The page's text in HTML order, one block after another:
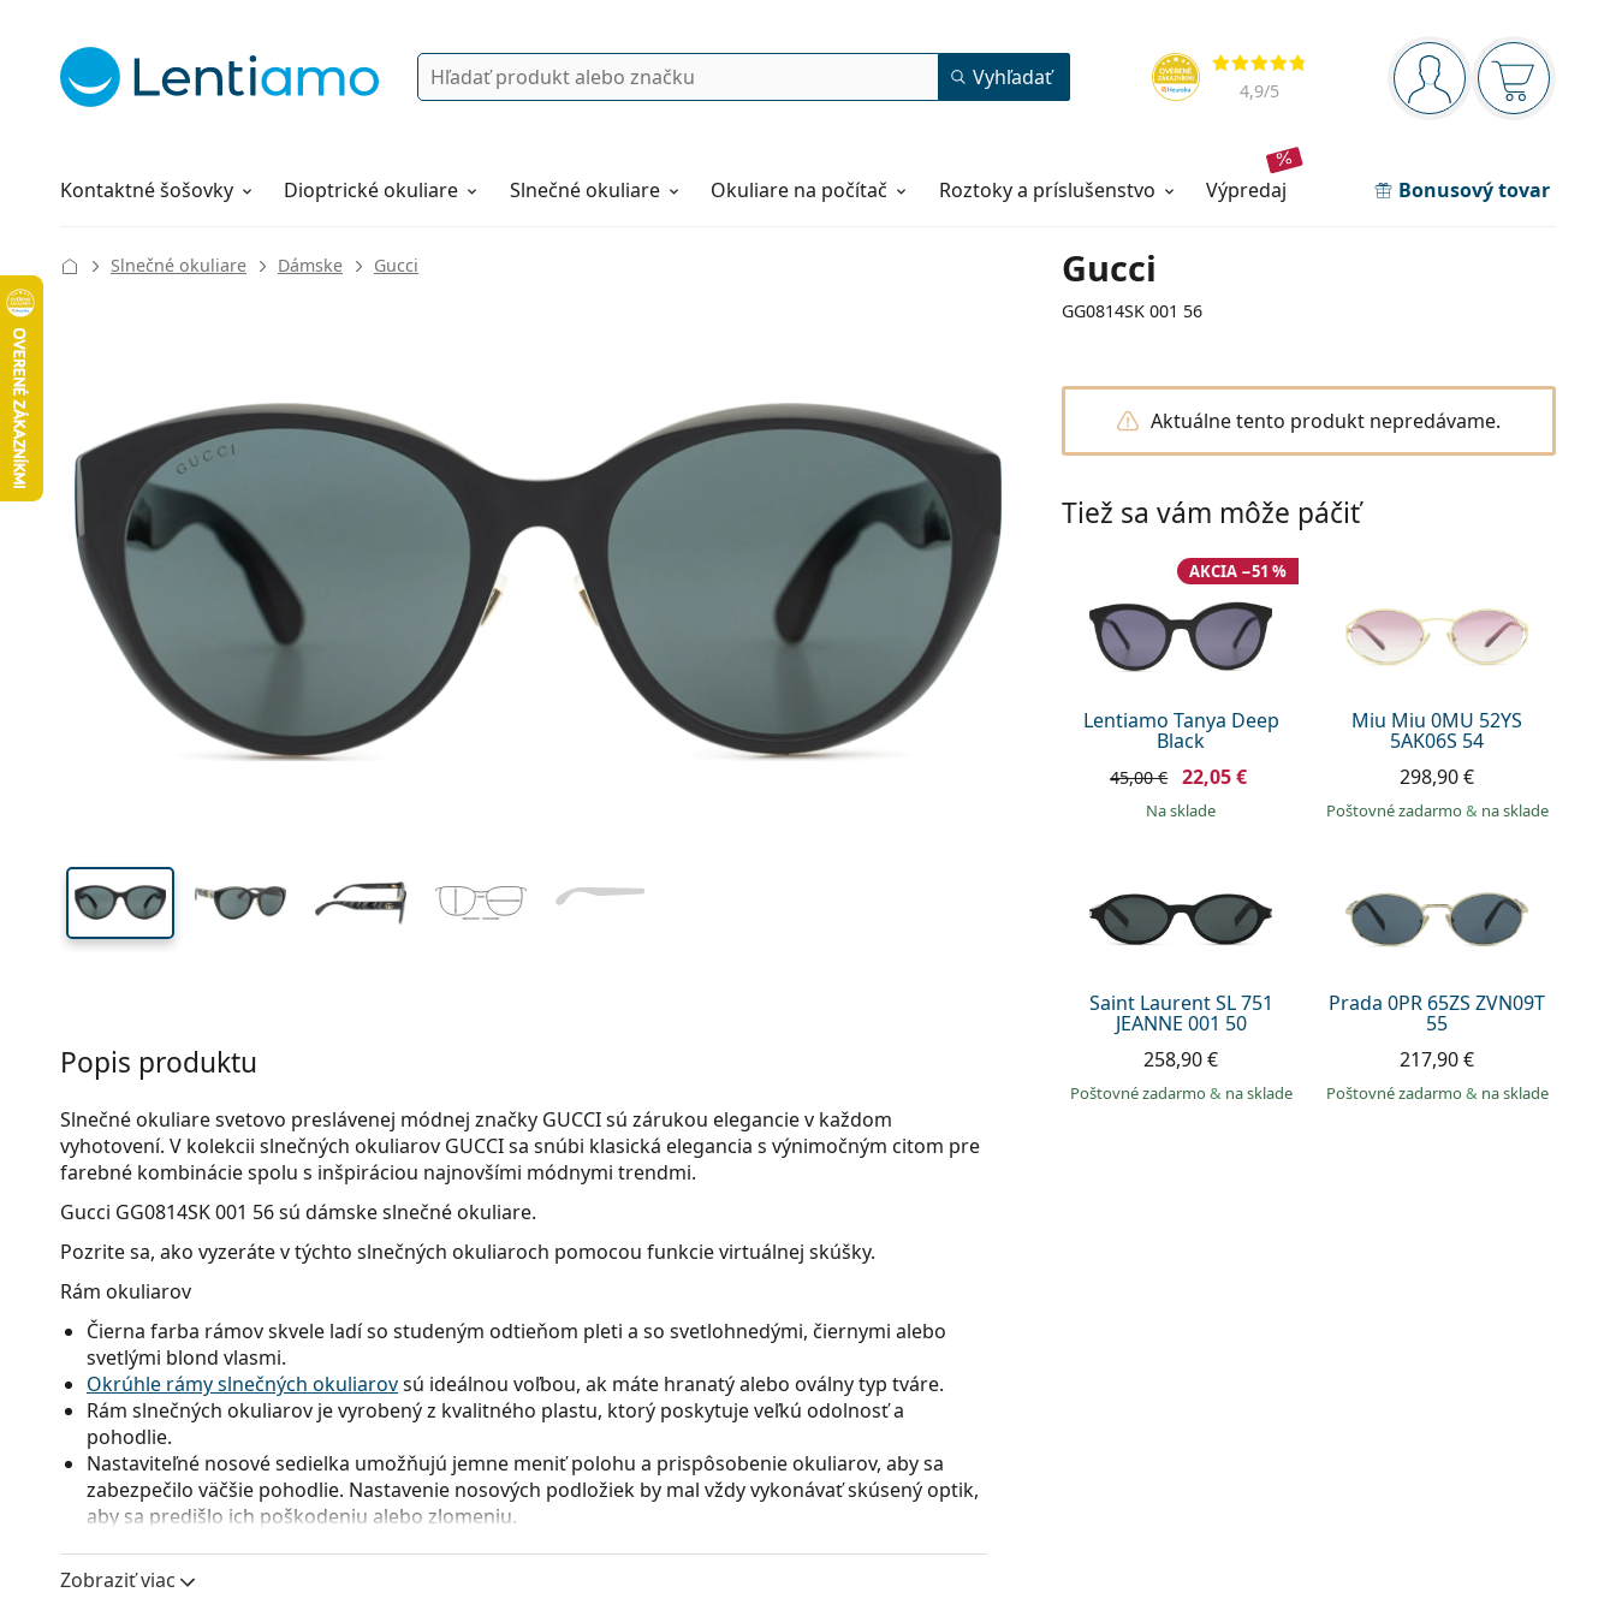
Navigačný panel
ste prihláseníNákupný
Hodnotenia
4,9/5
Vyhľadávanie Vyhľadať
Kontaktné šošovky
Roztoky Dioptrické okuliare Slnečné okuliare Okuliare na počítač Roztoky a príslušenstvo výpredaj Bonusový tovar
Všetko o nákupe
Gucci
GG0814SK 001 56
Slnečné okuliare Dámske Gucci
137 mm
Šírka Dĺžka stranice
48 mm
Výška očnice Šírka očnice
56
Šírka
očnice
mostíka
Dĺžka
Aktuálne tento produkt nepredávame.
Tiež sa vám môže páčiť
Lentiamo Tanya Deep
Black
AKCIA −51 %
45,00 € 22,05 €
na sklade
Miu Miu 0MU 52YS
5AK06S 54
298,90 €
Poštovné zadarmo& na sklade
Saint Laurent SL 751
JEANNE 001 50
258,90 €
Poštovné zadarmo& na sklade
Prada 0PR 65ZS ZVN09T
55
217,90 €
Poštovné zadarmo& na sklade
Popis produktu
Slnečné okuliare svetovo preslávenej módnej značky GUCCI sú zárukou elegancie v každom
vyhotovení. V kolekcii slnečných okuliarov GUCCI sa snúbi klasická elegancia s výnimočným citom pre
farebné kombinácie spolu s inšpiráciou najnovšími módnymi trendmi.
Gucci GG0814SK 001 56sú dámske slnečné okuliare.
Pozrite sa, ako vyzeráte v týchto slnečných okuliaroch pomocou funkcie virtuálnej skúšky.
Rám okuliarov
Čierna farba rámov skvele ladí so studeným odtieňom pleti a so svetlohnedými, čiernymi alebo
svetlými blond vlasmi.
Okrúhle rámy slnečných okuliarovsú ideálnou voľbou, ak máte hranatý alebo oválny typ tváre.
Rám slnečných okuliarov je vyrobený z kvalitného plastu, ktorý poskytuje veľkú odolnosť a
pohodlie.
Nastaviteľné nosové sedielka umožňujú jemne meniť polohu a prispôsobenie okuliarov, aby sa
zabezpečilo väčšie pohodlie. Nastavenie nosových podložiek by mal vždy vykonávať skúsený optik,
aby sa predišlo ich poškodeniu alebo zlomeniu.
Okuliarové šošovky
Sivé sklá okuliarov zmierňujú intenzitu svetla a sú skvelá pre oči, pretože neovplyvňujú kontrast ani
Zobraziť viac